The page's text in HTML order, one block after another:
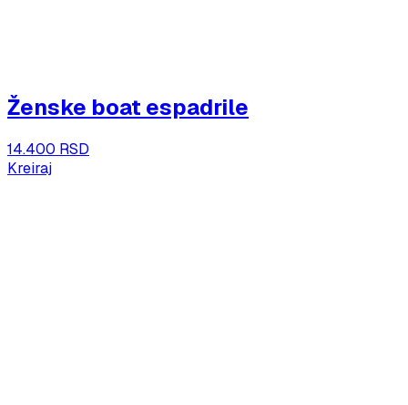
Ženske boat espadrile
14.400 RSD
Kreiraj